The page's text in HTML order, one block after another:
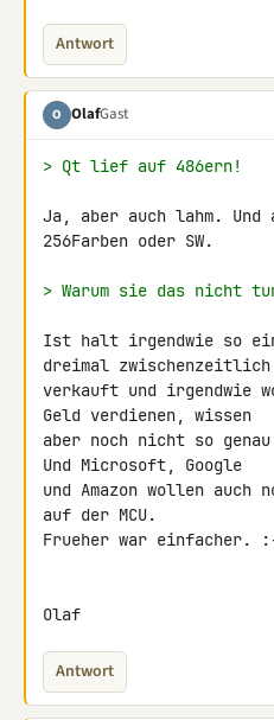
Antwort
O OlafGast
> Qt lief auf 486ern!
Ja, aber auch lahm. Und
256Farben oder SW.
> Warum sie das nicht
Ist halt irgendwie so
dreimal zwischenzeitlich
verkauft und irgendwie
Geld verdienen, wissen
aber noch nicht so
Und Microsoft, Google
und Amazon wollen auch
auf der MCU.
Frueher war einfacher.
Olaf
Antwort